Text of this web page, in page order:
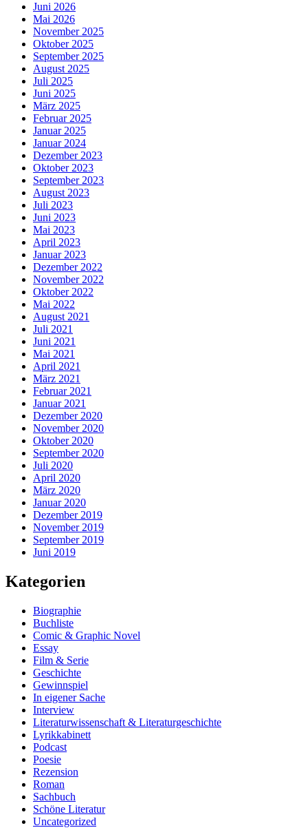
Juni 2026
Mai 2026
November 2025
Oktober 2025
September 2025
August 2025
Juli 2025
Juni 2025
März 2025
Februar 2025
Januar 2025
Januar 2024
Dezember 2023
Oktober 2023
September 2023
August 2023
Juli 2023
Juni 2023
Mai 2023
April 2023
Januar 2023
Dezember 2022
November 2022
Oktober 2022
Mai 2022
August 2021
Juli 2021
Juni 2021
Mai 2021
April 2021
März 2021
Februar 2021
Januar 2021
Dezember 2020
November 2020
Oktober 2020
September 2020
Juli 2020
April 2020
März 2020
Januar 2020
Dezember 2019
November 2019
September 2019
Juni 2019
Kategorien
Biographie
Buchliste
Comic & Graphic Novel
Essay
Film & Serie
Geschichte
Gewinnspiel
In eigener Sache
Interview
Literaturwissenschaft & Literaturgeschichte
Lyrikkabinett
Podcast
Poesie
Rezension
Roman
Sachbuch
Schöne Literatur
Uncategorized